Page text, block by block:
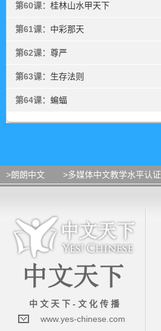
第60课： 桂林山水甲天下
第61课： 中彩那天
第62课： 尊严
第63课： 生存法则
第64课： 蝙蝠
>朗朗中文 >多媒体中文教学水平认证
中 文 天 下 - 文 化 传 播
www.yes-chinese.com